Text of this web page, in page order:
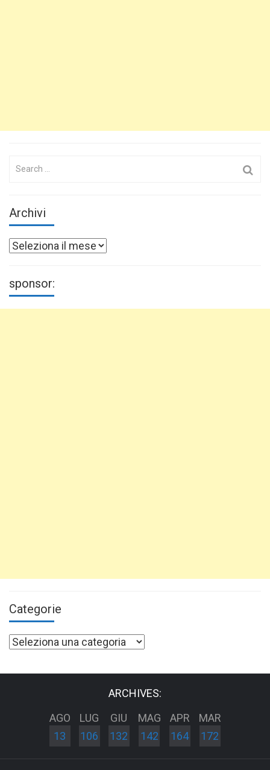
Search
Archivi
Archivi
sponsor:
Categorie
Categorie
ARCHIVES:
AGO
13
LUG
106
GIU
132
MAG
142
APR
164
MAR
172